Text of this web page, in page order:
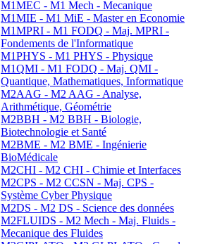
M1MEC - M1 Mech - Mecanique
M1MIE - M1 MiE - Master en Economie
M1MPRI - M1 FODQ - Maj. MPRI -
Fondements de l'Informatique
M1PHYS - M1 PHYS - Physique
M1QMI - M1 FODQ - Maj. QMI -
Quantique, Mathematiques, Informatique
M2AAG - M2 AAG - Analyse,
Arithmétique, Géométrie
M2BBH - M2 BBH - Biologie,
Biotechnologie et Santé
M2BME - M2 BME - Ingénierie
BioMédicale
M2CHI - M2 CHI - Chimie et Interfaces
M2CPS - M2 CCSN - Maj. CPS -
Système Cyber Physique
M2DS - M2 DS - Science des données
M2FLUIDS - M2 Mech - Maj. Fluids -
Mecanique des Fluides